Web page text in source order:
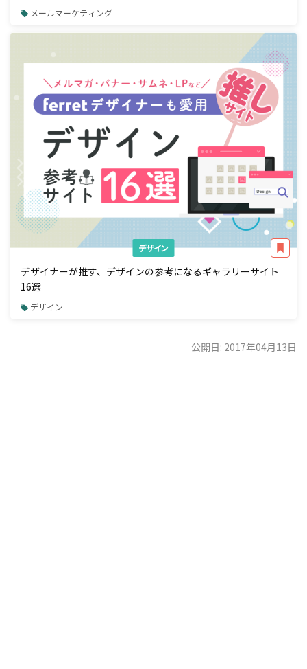
メールマーケティング
デザイン
デザイナーが推す、デザインの参考になるギャラリーサイト
16選
デザイン
公開日: 2017年04月13日